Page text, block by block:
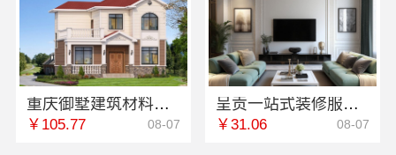
重庆御墅建筑材料有限公司江北木模报价工期短
￥105.77 08-07
呈贡一站式装修服务价格表-云南至高新型建材有限公司
￥31.06 08-07